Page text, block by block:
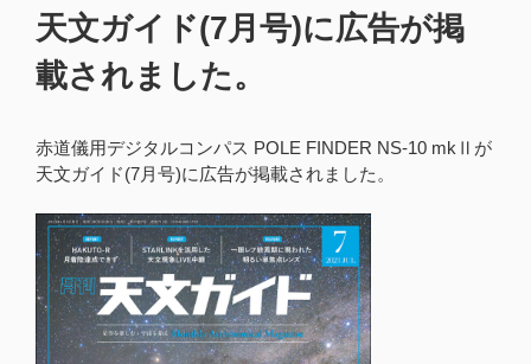
天文ガイド(7月号)に広告が掲
載されました。
赤道儀用デジタルコンパス POLE FINDER NS-10 mkⅡが
天文ガイド(7月号)に広告が掲載されました。